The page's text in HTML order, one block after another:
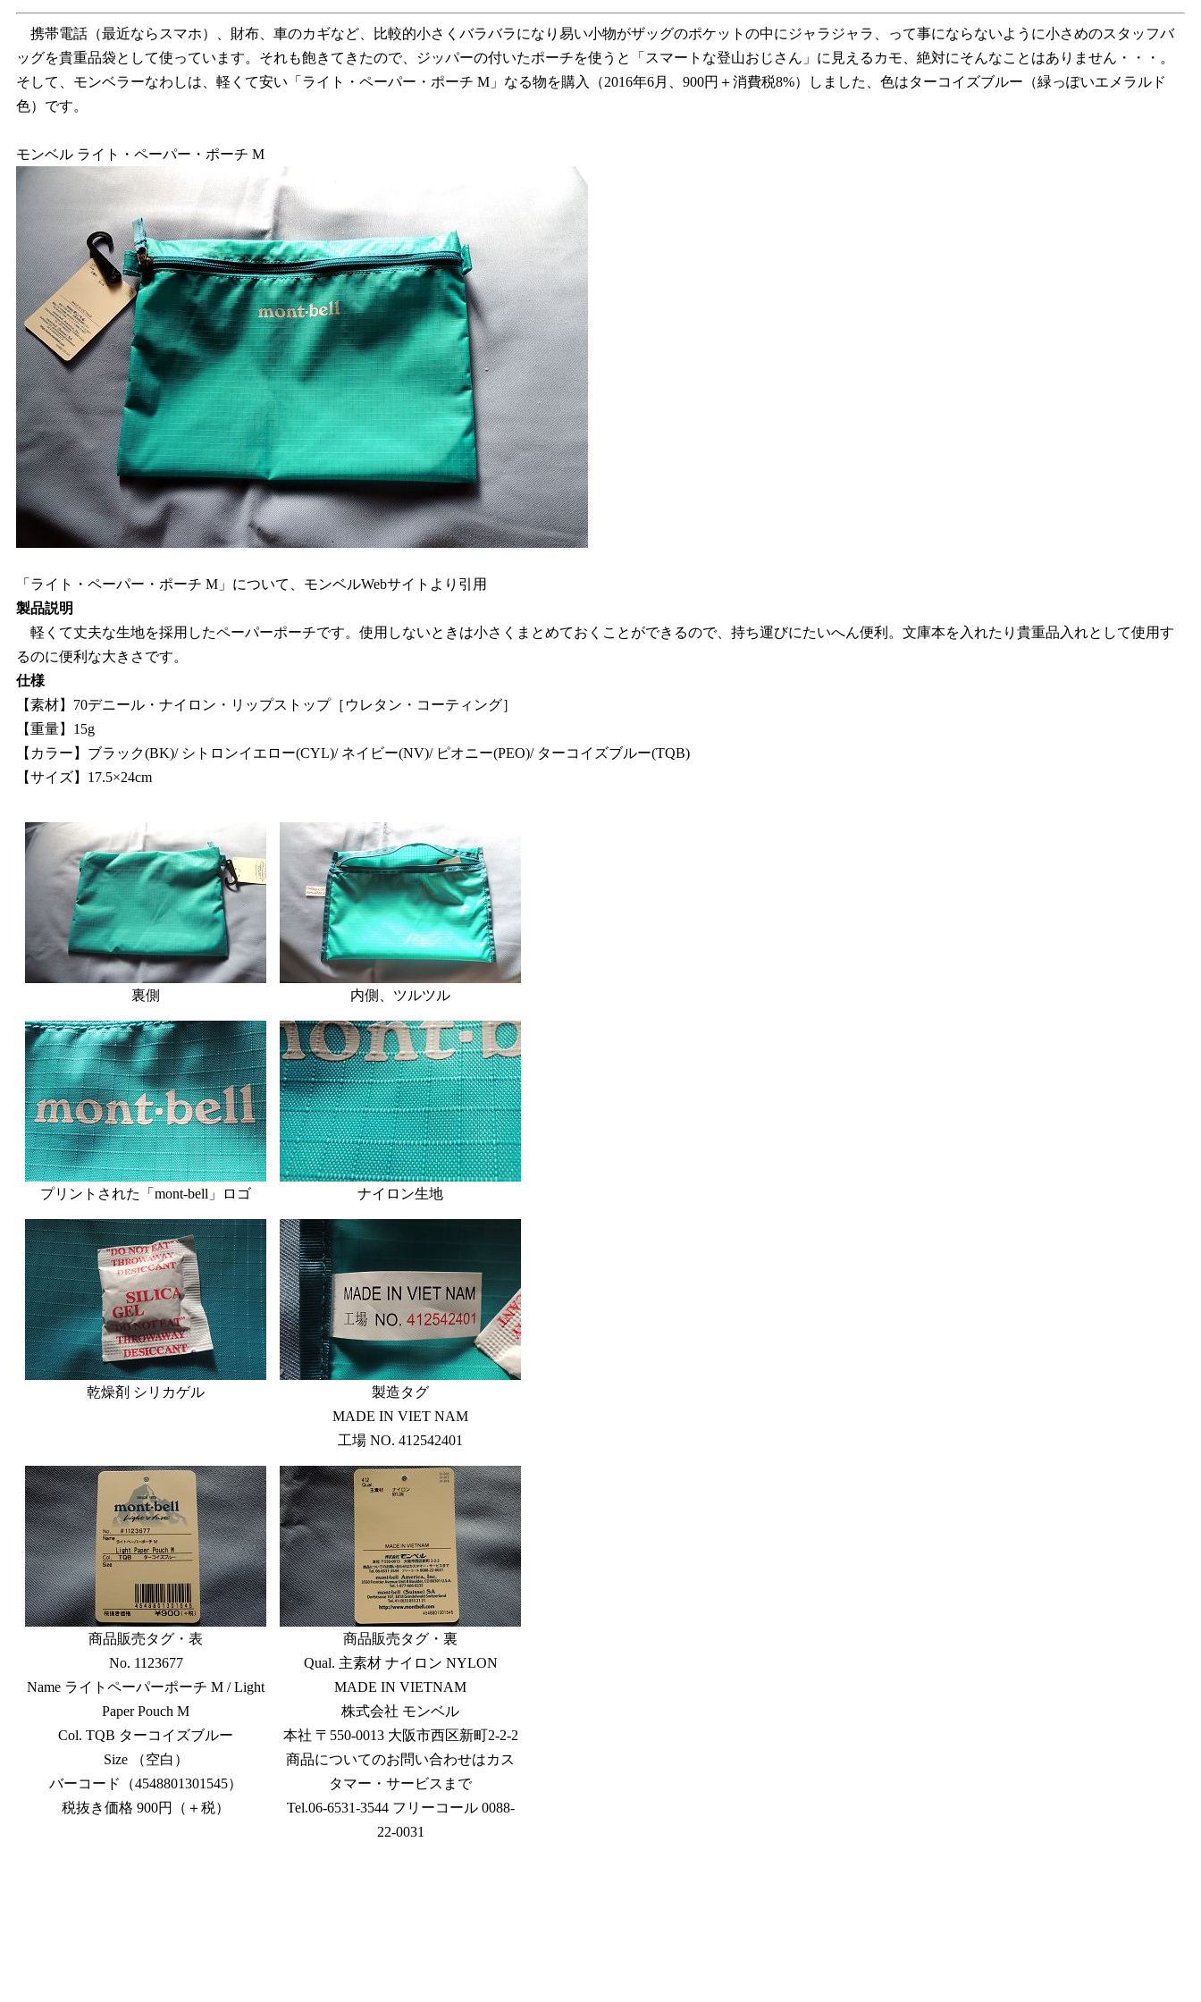
携帯電話（最近ならスマホ）、財布、車のカギなど、比較的小さくバラバラになり易い小物がザッグのポケットの中にジャラジャラ、って事にならないように小さめのスタッフバ
ッグを貴重品袋として使っています。それも飽きてきたので、ジッパーの付いたポーチを使うと「スマートな登山おじさん」に見えるカモ、絶対にそんなことはありません・・・。
そして、モンベラーなわしは、軽くて安い「ライト・ペーパー・ポーチ M」なる物を購入（2016年6月、900円＋消費税8%）しました、色はターコイズブルー（緑っぽいエメラルド
色）です。
モンベル ライト・ペーパー・ポーチ M
「ライト・ペーパー・ポーチ M」について、モンベルWebサイトより引用
製品説明
軽くて丈夫な生地を採用したペーパーポーチです。使用しないときは小さくまとめておくことができるので、持ち運びにたいへん便利。文庫本を入れたり貴重品入れとして使用す
るのに便利な大きさです。
仕様
【素材】70デニール・ナイロン・リップストップ［ウレタン・コーティング］
【重量】15g
【カラー】ブラック(BK)/ シトロンイエロー(CYL)/ ネイビー(NV)/ ピオニー(PEO)/ ターコイズブルー(TQB)
【サイズ】17.5×24cm
裏側 内側、ツルツル
プリントされた「mont-bell」ロゴ ナイロン生地
乾燥剤 シリカゲル
製造タグ
MADE IN VIET NAM
工場 NO. 412542401
商品販売タグ・表
No. 1123677
Name ライトペーパーポーチ M / Light
Paper Pouch M
Col. TQB ターコイズブルー
Size （空白）
バーコード（4548801301545）
税抜き価格 900円（＋税）
商品販売タグ・裏
Qual. 主素材 ナイロン NYLON
MADE IN VIETNAM
株式会社 モンベル
本社 〒550-0013 大阪市西区新町2-2-2
商品についてのお問い合わせはカス
タマー・サービスまで
Tel.06-6531-3544 フリーコール 0088-
22-0031